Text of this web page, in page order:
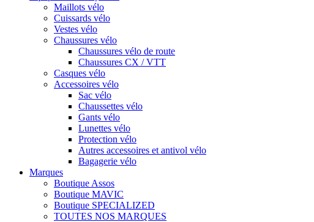
Maillots vélo
Cuissards vélo
Vestes vélo
Chaussures vélo
Chaussures vélo de route
Chaussures CX / VTT
Casques vélo
Accessoires vélo
Sac vélo
Chaussettes vélo
Gants vélo
Lunettes vélo
Protection vélo
Autres accessoires et antivol vélo
Bagagerie vélo
Marques
Boutique Assos
Boutique MAVIC
Boutique SPECIALIZED
TOUTES NOS MARQUES